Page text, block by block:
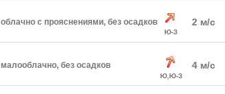
облачно с прояснениями, без осадков
Ю-З
2 м/с
малооблачно, без осадков
Ю,Ю-З
4 м/с